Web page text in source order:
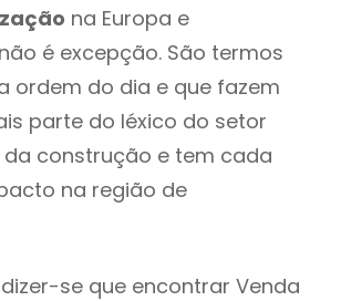
na Europa e
é excepção. São termos
ordem do dia e que fazem
parte do léxico do setor
da construção e tem cada
na região de
se que encontrar Venda